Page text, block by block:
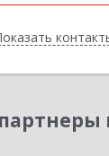
Назад